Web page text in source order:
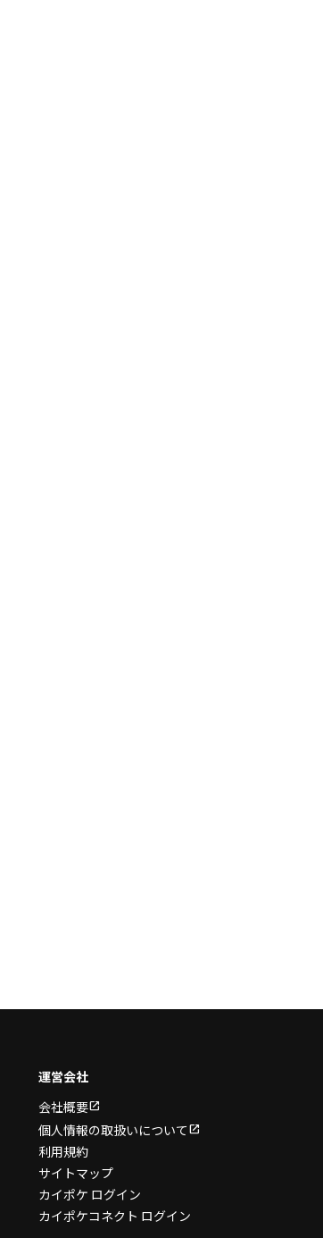
運営会社
会社概要
個人情報の取扱いについて
利用規約
サイトマップ
カイポケ ログイン
カイポケコネクト ログイン